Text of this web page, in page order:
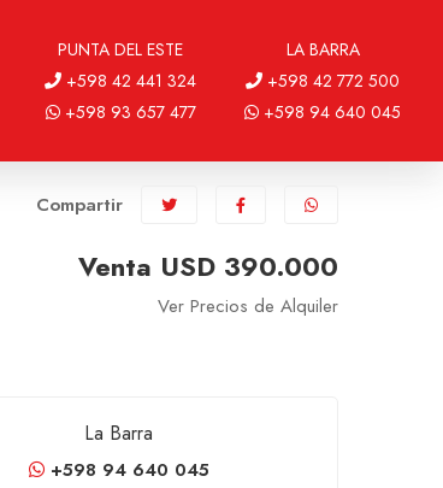
PUNTA DEL ESTE
+598 42 441 324
+598 93 657 477
LA BARRA
+598 42 772 500
+598 94 640 045
Compartir
Venta USD 390.000
Ver Precios de Alquiler
La Barra
+598 94 640 045